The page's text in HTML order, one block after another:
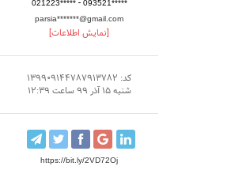
021223***** - 093521*****
parsia*******@gmail.com
[نمایش اطلاعات]
کد: 139909144787913782
شنبه 15 آذر 99 ساعت 12:39
https://bit.ly/2VD72Oj